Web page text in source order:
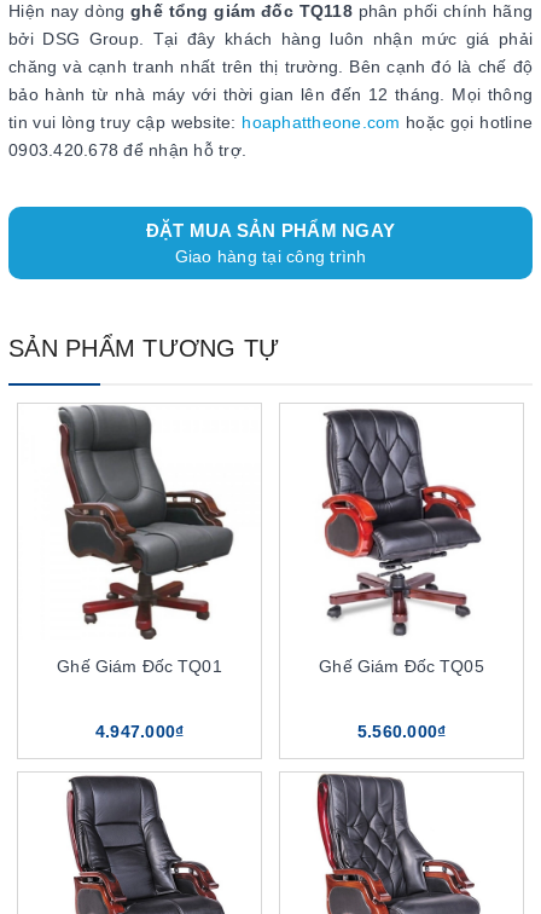
Hiện nay dòng ghế tổng giám đốc TQ118phân phối chính hãng
bởi DSG Group. Tại đây khách hàng luôn nhận mức giá phải
chăng và cạnh tranh nhất trên thị trường. Bên cạnh đó là chế độ
bảo hành từ nhà máy với thời gian lên đến 12 tháng. Mọi thông
tin vui lòng truy cập website: hoaphattheone.com hoặc gọi hotline
0903.420.678 để nhận hỗ trợ.
ĐẶT MUA SẢN PHẨM NGAY
Giao hàng tại công trình
SẢN PHẨM TƯƠNG TỰ
Ghế Giám Đốc TQ01
4.947.000₫
Ghế Giám Đốc TQ05
5.560.000₫